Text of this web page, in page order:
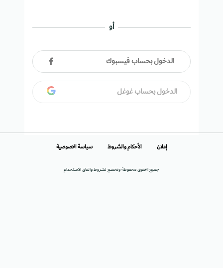
أو
الدخول بحساب فيسبوك
الدخول بحساب غوغل
جميع الحقوق محفوظة وتخضع لشروط واتفاق الاستخدام
إعلان الأحكام والشروط سياسة الخصوصية